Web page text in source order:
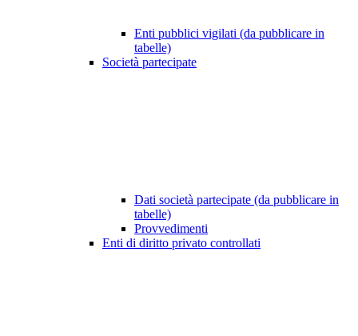
Enti pubblici vigilati (da pubblicare in
tabelle)
Società partecipate
Dati società partecipate (da pubblicare in
tabelle)
Provvedimenti
Enti di diritto privato controllati